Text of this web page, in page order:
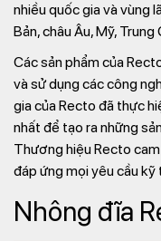
nhiều quốc gia và vùng
Bản, châu Âu, Mỹ,
Các sản phẩm của
và sử dụng các công
gia của Recto đã thực
nhất để tạo ra những
Thương hiệu Recto
đáp ứng mọi yêu cầu kỹ
Nhông đĩa